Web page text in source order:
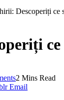
Descoperiți ce
2 Mins Read
Email